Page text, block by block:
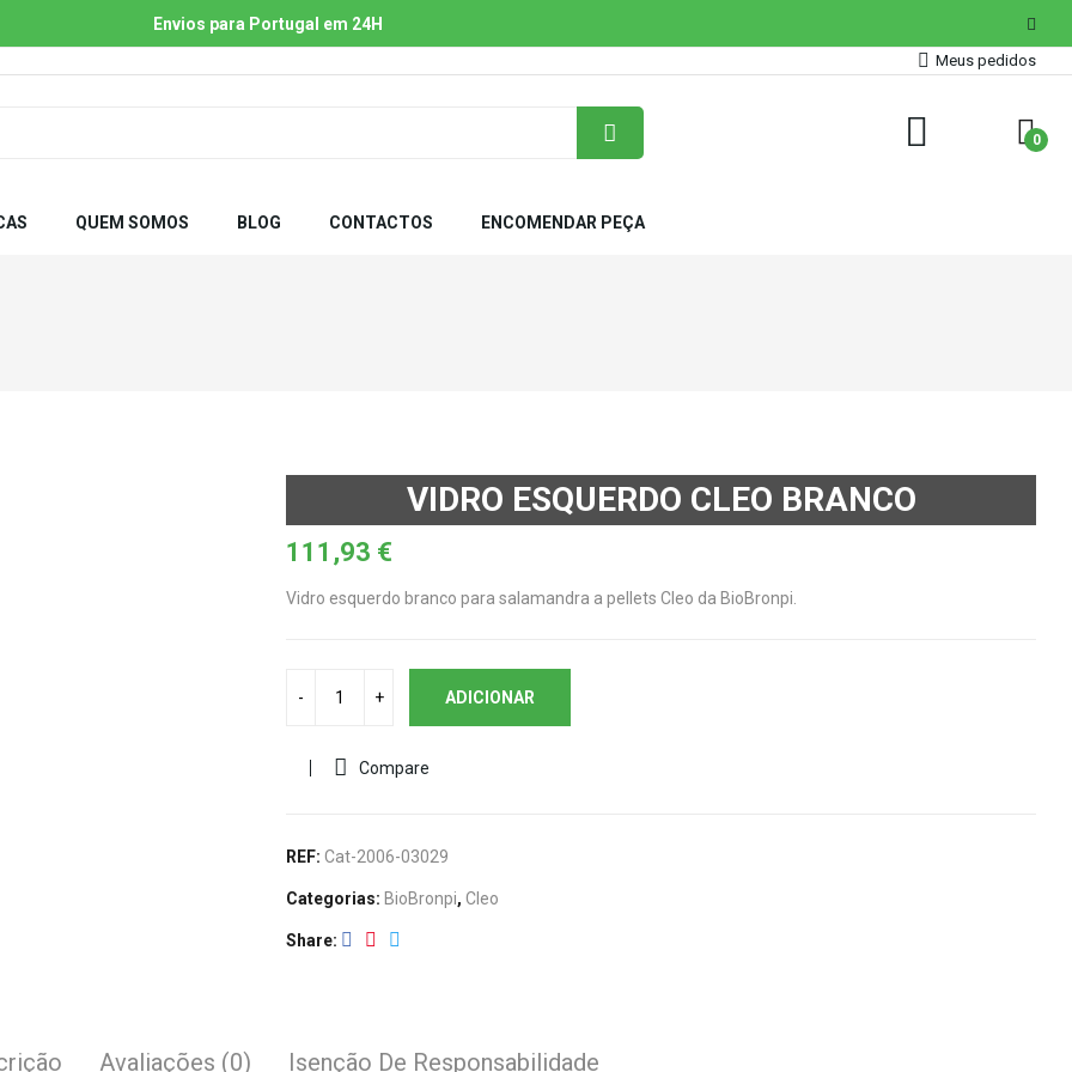
Envios para Portugal em 24H
Meus pedidos
0
QUEM SOMOS BLOG CONTACTOS ENCOMENDAR PEÇA
VIDRO ESQUERDO CLEO BRANCO
111,93 €
Vidro esquerdo branco para salamandra a pellets Cleo da BioBronpi.
ADICIONAR
Compare
REF: Cat-2006-03029
Categorias: BioBronpi, Cleo
Share
Avaliações (0) Isenção De Responsabilidade